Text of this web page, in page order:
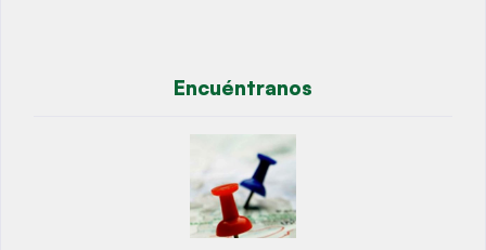
Encuéntranos